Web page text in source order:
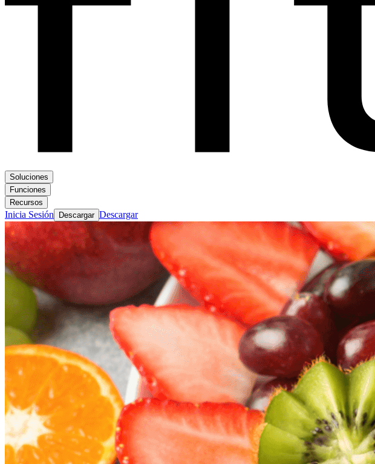
Soluciones
Funciones
Recursos
Inicia Sesión Descargar Descargar